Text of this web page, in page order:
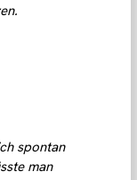
spontan
man